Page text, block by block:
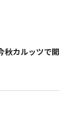
カルッツで開